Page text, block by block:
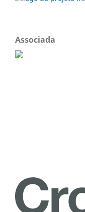
Associada